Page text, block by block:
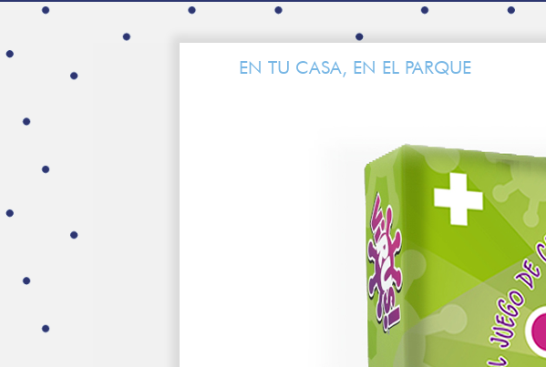
EN TU CASA, EN EL PARQUE